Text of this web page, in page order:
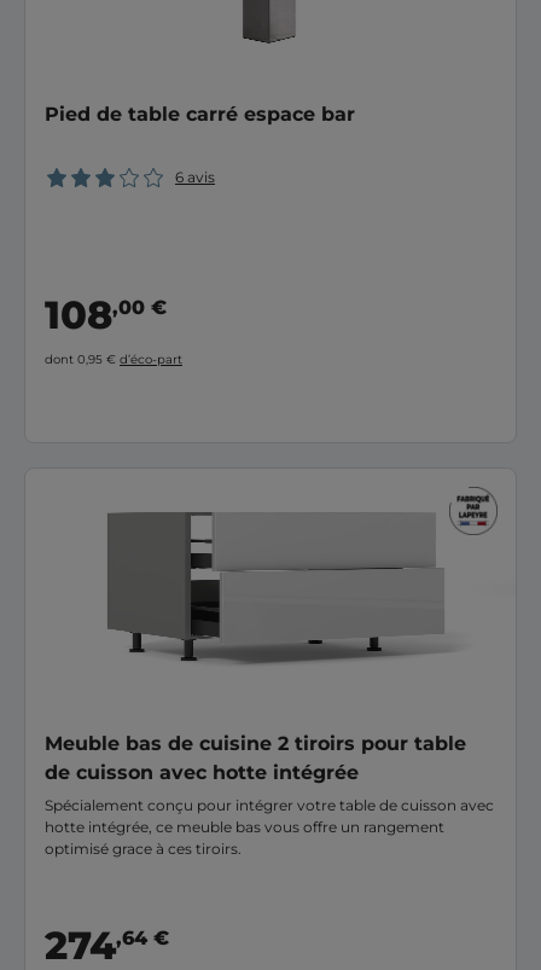
Pied de table carré espace bar
6 avis
108,00 €
dont 0,95 € d’éco-part
Meuble bas de cuisine 2 tiroirs pour table
de cuisson avec hotte intégrée
Spécialement conçu pour intégrer votre table de cuisson avec
hotte intégrée, ce meuble bas vous offre un rangement
optimisé grace à ces tiroirs.
274,64 €